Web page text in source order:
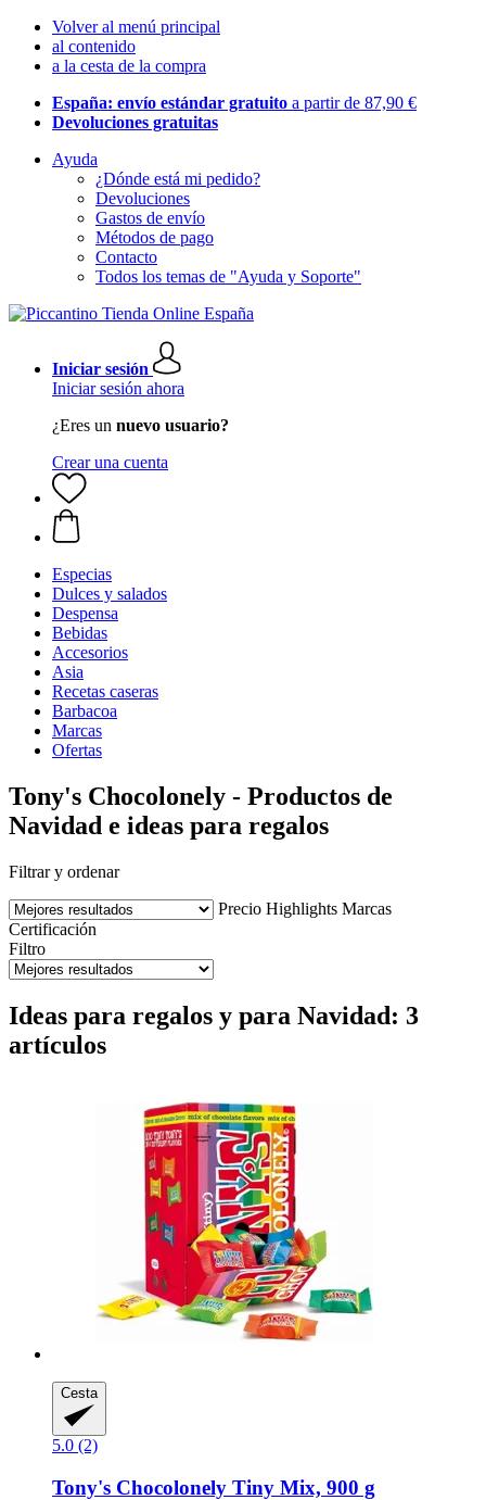
Volver al menú principal
al contenido
a la cesta de la compra
España: envío estándar gratuito a partir de 87,90 €
Devoluciones gratuitas
Ayuda
¿Dónde está mi pedido?
Devoluciones
Gastos de envío
Métodos de pago
Contacto
Todos los temas de "Ayuda y Soporte"
Iniciar sesión
Iniciar sesión ahora
¿Eres un nuevo usuario?
Crear una cuenta
Especias
Dulces y salados
Despensa
Bebidas
Accesorios
Asia
Recetas caseras
Barbacoa
Marcas
Ofertas
Tony's Chocolonely - Productos de
Navidad e ideas para regalos
Filtrar y ordenar
Precio Highlights Marcas
Certificación
Filtro
Ideas para regalos y para Navidad: 3
artículos
Cesta
5.0 (2)
Tony's Chocolonely Tiny Mix, 900 g